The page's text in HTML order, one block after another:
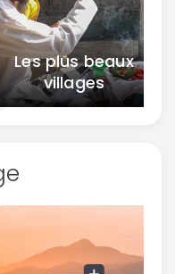
Les plus beaux
villages